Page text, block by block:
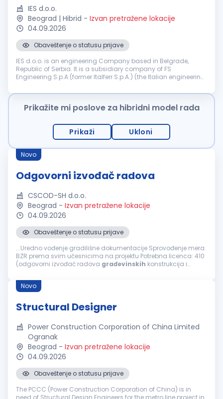
IES d.o.o.
Beograd | Hibrid - Izvan pretražene lokacije
04.09.2026
Obaveštenje o statusu prijave
IES d.o.o. is an engineering Company based in Belgrade,
Republic of Serbia. It is a subsidiary company of FS
Engineering S.p.A (former Italferr S.p.A.) (the Italian engineering
Group). Company IES ...
Prikažite mi poslove za hibridni model rada
Prikaži Ukloni
Novo
Odgovorni izvođač radova
CSCOD-SH d.o.o.
Beograd - Izvan pretražene lokacije
04.09.2026
Obaveštenje o statusu prijave
...Uredno vođenje gradilišne dokumentacije Sprovođenje mera
BZR prema svim učesnicima na projektu Potrebna licenca: 410
(odgovorni izvođač radova građevinskih konstrukcija i
niskogradnje i hidrogradnje...
Novo
Structural Designer
Power Construction Corporation of China Limited
Ogranak
Beograd - Izvan pretražene lokacije
04.09.2026
Obaveštenje o statusu prijave
The PCCC (Power Construction Corporation of China) is in
need of Structural Design Engineers for the metro line project in